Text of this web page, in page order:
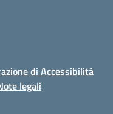
di Accessibilità
legali